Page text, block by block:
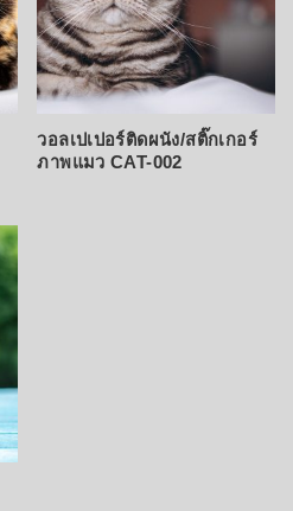
วอลเปเปอร์ติดผนัง/สติ๊กเกอร์
ภาพแมว CAT-002